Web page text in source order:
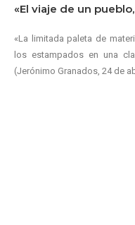
«El viaje de un
«La limitada paleta de
los estampados en una
(Jerónimo Granados, 24 de